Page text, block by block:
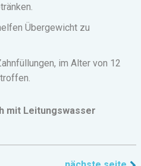
Übergewicht zu
im Alter von 12
mit Leitungswasser